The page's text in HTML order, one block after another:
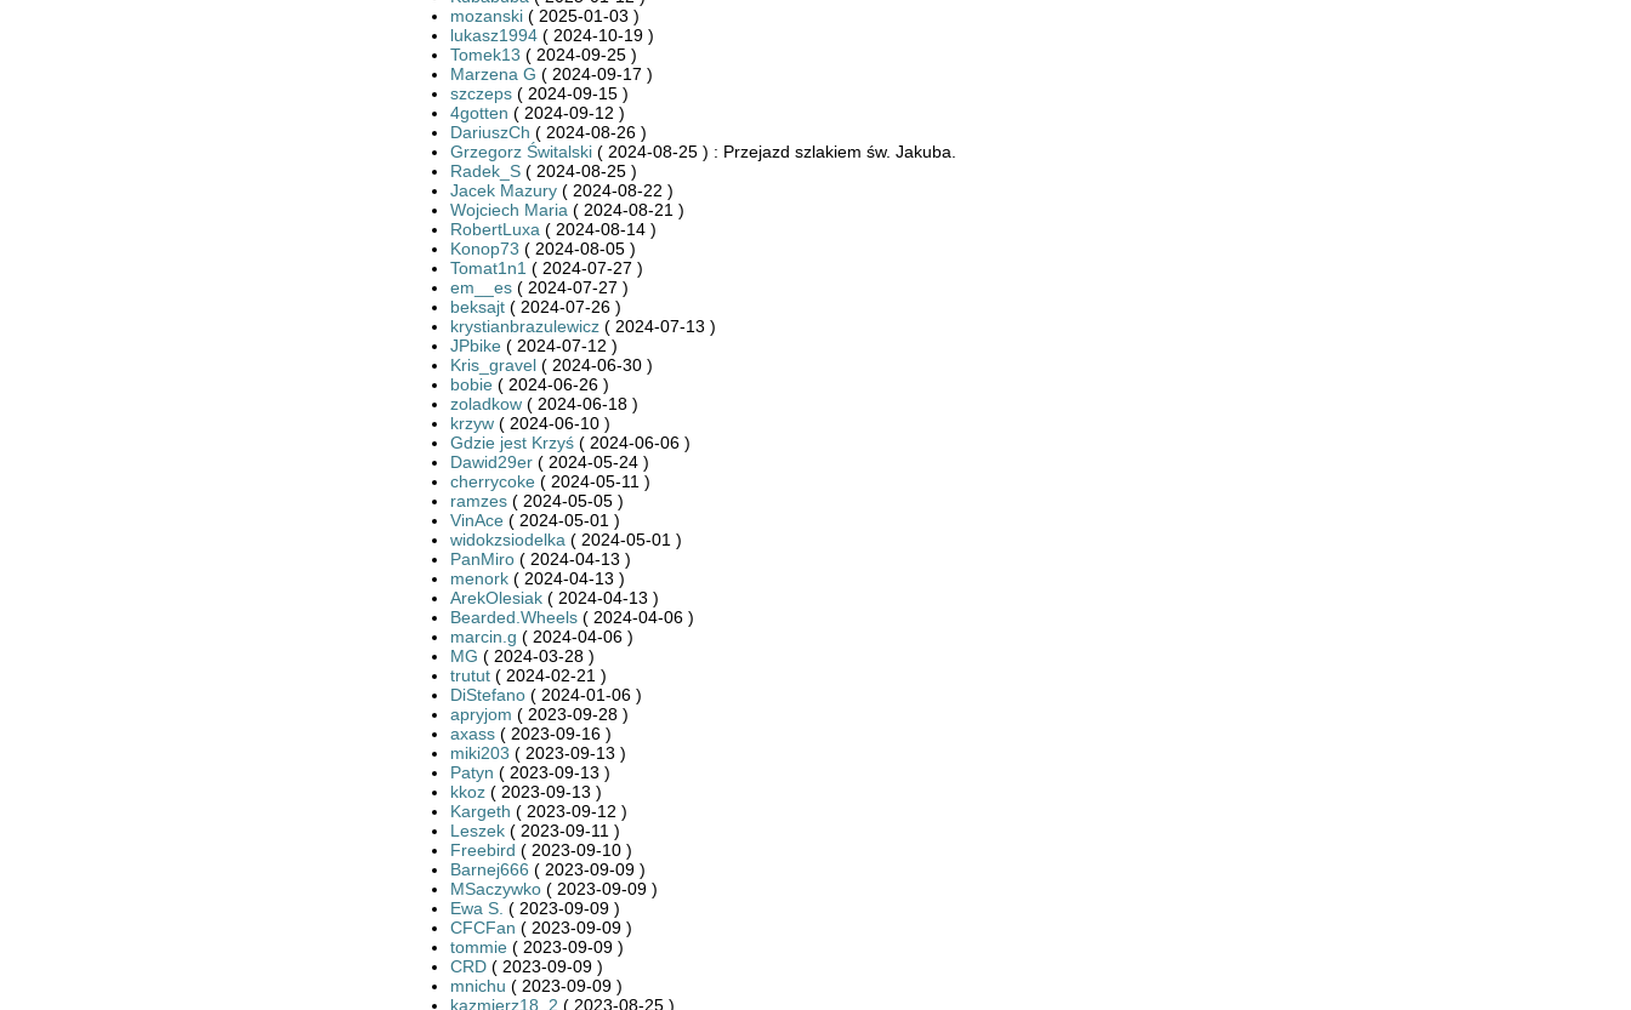
mozanski( 2025-01-03 )
lukasz1994( 2024-10-19 )
Tomek13 ( 2024-09-25 )
Marzena G ( 2024-09-17 )
szczeps( 2024-09-15 )
4gotten ( 2024-09-12 )
DariuszCh ( 2024-08-26 )
Grzegorz Świtalski( 2024-08-25 ) : Przejazd szlakiem św. Jakuba.
Radek_S( 2024-08-25 )
Jacek Mazury( 2024-08-22 )
Wojciech Maria ( 2024-08-21 )
RobertLuxa ( 2024-08-14 )
Konop73 ( 2024-08-05 )
Tomat1n1 ( 2024-07-27 )
em__es( 2024-07-27 )
beksajt( 2024-07-26 )
krystianbrazulewicz( 2024-07-13 )
JPbike( 2024-07-12 )
Kris_gravel( 2024-06-30 )
bobie( 2024-06-26 )
zoladkow( 2024-06-18 )
krzyw( 2024-06-10 )
Gdzie jest Krzyś( 2024-06-06 )
Dawid29er( 2024-05-24 )
cherrycoke( 2024-05-11 )
ramzes( 2024-05-05 )
VinAce( 2024-05-01 )
widokzsiodelka ( 2024-05-01 )
PanMiro( 2024-04-13 )
menork( 2024-04-13 )
ArekOlesiak( 2024-04-13 )
Bearded.Wheels( 2024-04-06 )
marcin.g ( 2024-04-06 )
MG ( 2024-03-28 )
trutut( 2024-02-21 )
DiStefano( 2024-01-06 )
apryjom ( 2023-09-28 )
axass( 2023-09-16 )
miki203 ( 2023-09-13 )
Patyn ( 2023-09-13 )
kkoz( 2023-09-13 )
Kargeth ( 2023-09-12 )
Leszek( 2023-09-11 )
Freebird ( 2023-09-10 )
Barnej666 ( 2023-09-09 )
MSaczywko( 2023-09-09 )
Ewa S. ( 2023-09-09 )
CFCFan ( 2023-09-09 )
tommie( 2023-09-09 )
CRD( 2023-09-09 )
mnichu ( 2023-09-09 )
kazmierz18_2 ( 2023-08-25 )